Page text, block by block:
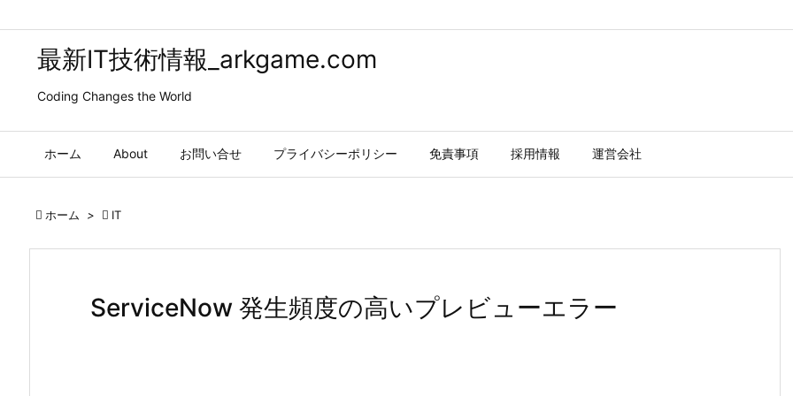
最新IT技術情報_arkgame.com
Coding Changes the World
ホーム About お問い合せ プライバシーポリシー 免責事項 採用情報 運営会社
 ホーム >  IT
ServiceNow 発生頻度の高いプレビューエラー